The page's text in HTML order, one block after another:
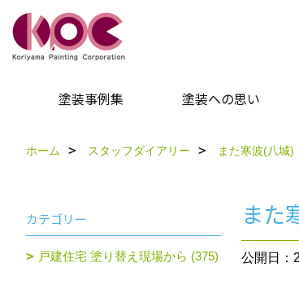
塗装事例集 塗装への思い
ホーム スタッフダイアリー また寒波(八城)
また
公開日：
カテゴリー
戸建住宅 塗り替え現場から (375)